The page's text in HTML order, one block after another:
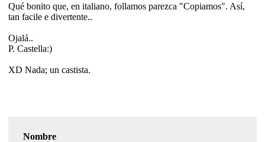
Qué bonito que, en italiano, follamos parezca "Copiamos". Así,
tan facile e divertente..
Ojalá..
P. Castella:)
XD Nada; un castista.
Nombre